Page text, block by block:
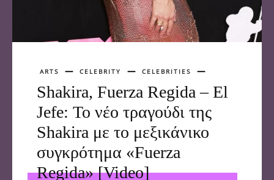
ARTS CELEBRITY CELEBRITIES
Shakira, Fuerza Regida – El
Jefe: Το νέο τραγούδι της
Shakira με το μεξικάνικο
συγκρότημα «Fuerza
Regida» [Video]